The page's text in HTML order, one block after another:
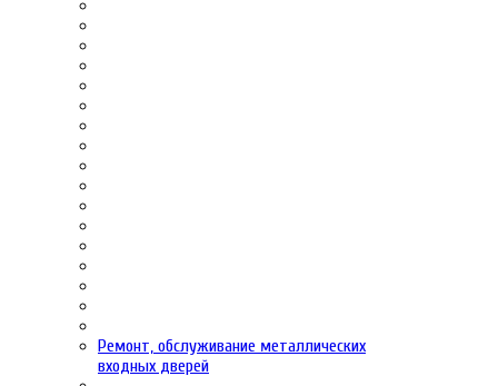
Ремонт, обслуживание металлических
входных дверей